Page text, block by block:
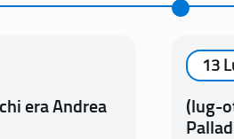
era Andrea
13
(lug-